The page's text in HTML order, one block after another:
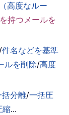
高度なルー
持つメールを
/件名などを基準
ルを削除/高度
括分離/一括圧
縮...